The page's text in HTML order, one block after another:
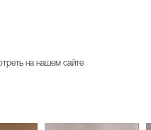
на нашем сайте